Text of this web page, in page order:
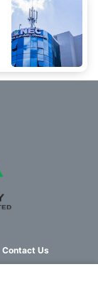
Contact Us